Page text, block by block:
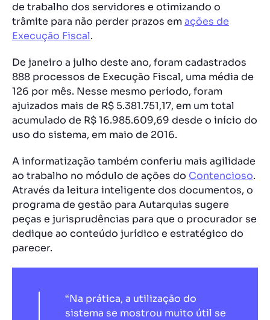
de trabalho dos servidores e otimizando o
trâmite para não perder prazos emações de
Execução Fiscal.
De janeiro a julho deste ano, foram cadastrados
888 processos de Execução Fiscal, uma média de
126 por mês. Nesse mesmo período, foram
ajuizados mais de R$ 5.381.751,17, em um total
acumulado de R$ 16.985.609,69 desde o início do
uso do sistema, em maio de 2016.
A informatização também conferiu mais agilidade
ao trabalho no módulo de ações do Contencioso.
Através da leitura inteligente dos documentos, o
programa de gestão para Autarquias sugere
peças e jurisprudências para que o procurador se
dedique ao conteúdo jurídico e estratégico do
parecer.
“Na prática, a utilização do
sistema se mostrou muito útil se